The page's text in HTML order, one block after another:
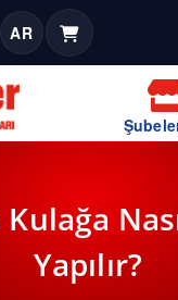
AR
Kulağa
Yapılır?